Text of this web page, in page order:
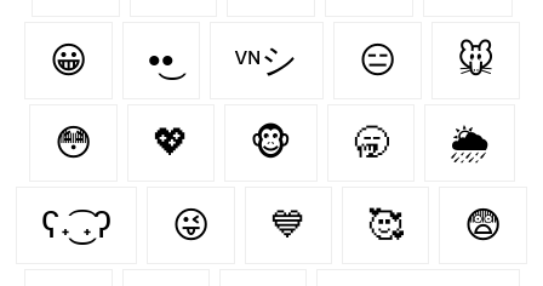
😀 •͜• ᵛᶰシ 😑 🐭
😳 💖 🐵 🥱 🌦
ʕ˖͜͡ ˖ʔ 😜 💙 🥰 😨